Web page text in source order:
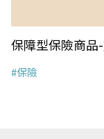
保障型保險商品
#保險